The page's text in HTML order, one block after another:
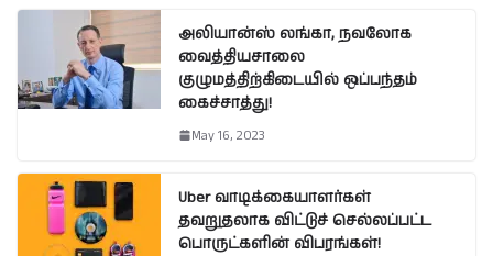
அலியான்ஸ் லங்கா, நவலோக
வைத்தியசாலை
குழுமத்திற்கிடையில் ஒப்பந்தம்
கைச்சாத்து!
May 16, 2023
Uber வாடிக்கையாளர்கள்
தவறுதலாக விட்டுச் செல்லப்பட்ட
பொருட்களின் விபரங்கள்!